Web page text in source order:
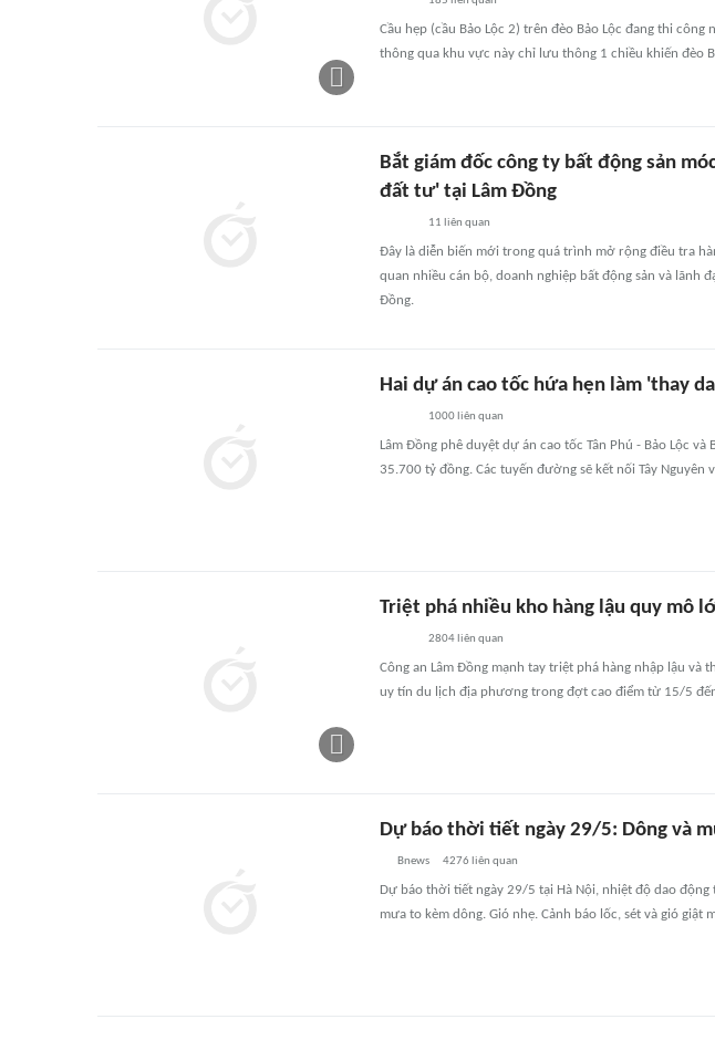
Cầu hẹp (cầu Bảo Lộc 2) trên đèo Bảo Lộc đang thi
thông qua khu vực này chỉ lưu thông 1 chiều khiến đèo
Bắt giám đốc công ty bất động sản
đất tư' tại Lâm Đồng
11 liên quan
Đây là diễn biến mới trong quá trình mở rộng điều tra
quan nhiều cán bộ, doanh nghiệp bất động sản và lãnh
Đồng.
Hai dự án cao tốc hứa hẹn làm 'thay
1000 liên quan
Lâm Đồng phê duyệt dự án cao tốc Tân Phú - Bảo Lộc
35.700 tỷ đồng. Các tuyến đường sẽ kết nối Tây
Triệt phá nhiều kho hàng lậu quy mô
2804 liên quan
Công an Lâm Đồng mạnh tay triệt phá hàng nhập lậu và
uy tín du lịch địa phương trong đợt cao điểm từ 15/5
Dự báo thời tiết ngày 29/5: Dông và
Bnews 4276 liên quan
Dự báo thời tiết ngày 29/5 tại Hà Nội, nhiệt độ dao động
mưa to kèm dông. Gió nhẹ. Cảnh báo lốc, sét và gió giật